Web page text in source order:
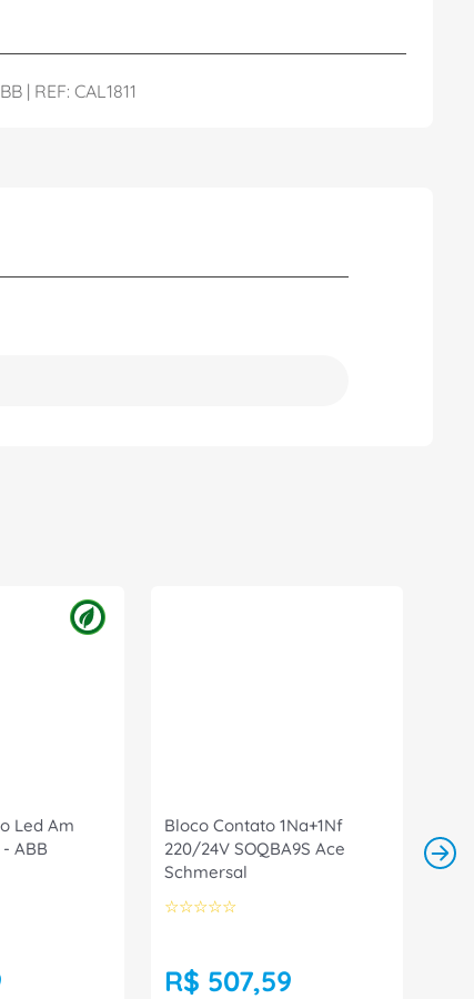
| REF: CAL1811
Led Am
- ABB
Bloco Contato 1Na+1Nf
220/24V SOQBA9S Ace
Schmersal
☆☆☆☆☆
R$ 507,59